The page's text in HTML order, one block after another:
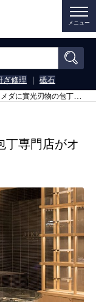
メニュー
ぎ修理 ｜ 砥石
光刃物の包丁専門店がオープン！
丁専門店がオ